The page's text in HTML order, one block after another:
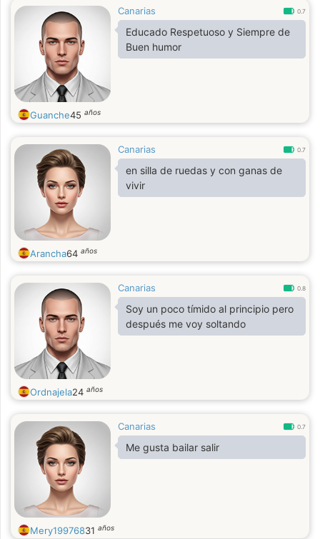
Canarias 0.7
Educado Respetuoso y Siempre de
Buen humor
Guanche45 años
Canarias 0.7
en silla de ruedas y con ganas de
vivir
Arancha64 años
Canarias 0.8
Soy un poco tímido al principio pero
después me voy soltando
Ordnajela24 años
Canarias 0.7
Me gusta bailar salir
Mery19976831 años